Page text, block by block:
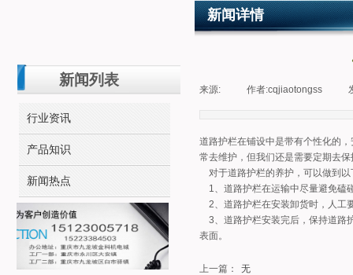
新闻详情
来源: 作者:cqjiaotongss
道路护栏在铺设中是带有个性化的
常去维护，但我们还是需要定期去
对于道路护栏的养护，可以做到以
1、道路护栏在运输中尽量避免磕
2、道路护栏在安装卸货时，人工
3、道路护栏安装完后，保持道路
表面。
上一篇：
无
行业资讯
产品知识
新闻热点
新闻列表